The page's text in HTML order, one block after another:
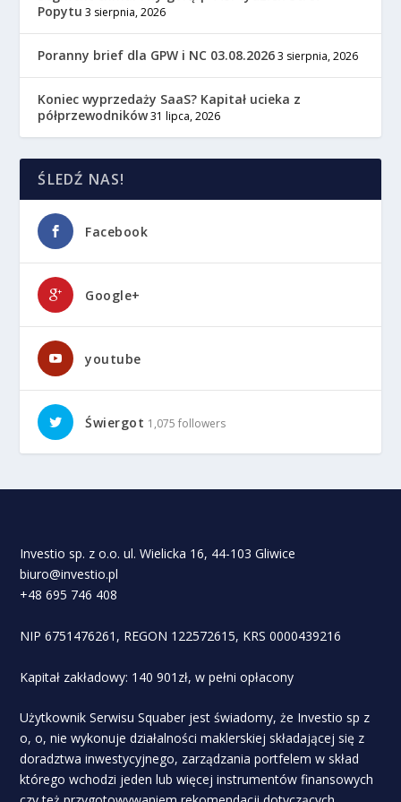
Popytu 3 sierpnia, 2026
Poranny brief dla GPW i NC 03.08.2026 3 sierpnia, 2026
Koniec wyprzedaży SaaS? Kapitał ucieka z
półprzewodników31 lipca, 2026
ŚLEDŹ NAS!
Facebook
Google+
youtube
Świergot 1,075 followers
Investio sp. z o.o. ul. Wielicka 16, 44-103 Gliwice
biuro@investio.pl
+48 695 746 408
NIP 6751476261, REGON 122572615, KRS 0000439216
Kapitał zakładowy: 140 901zł, w pełni opłacony
Użytkownik Serwisu Squaber jest świadomy, że Investio sp z
o, o, nie wykonuje działalności maklerskiej składającej się z
doradztwa inwestycyjnego, zarządzania portfelem w skład
którego wchodzi jeden lub więcej instrumentów finansowych